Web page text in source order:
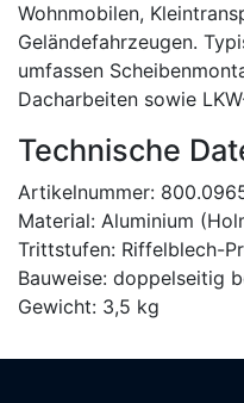
Wohnmobilen,
Geländefahrzeugen.
umfassen
Dacharbeiten sowie
Technische
Artikelnummer:
Material: Aluminium
Trittstufen: Riffelblech-
Bauweise: doppelseitig
Gewicht: 3,5 kg